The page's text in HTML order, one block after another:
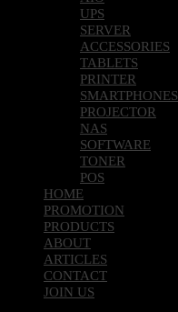
UPS
SERVER
ACCESSORIES
TABLETS
PRINTER
SMARTPHONES
PROJECTOR
NAS
SOFTWARE
TONER
POS
HOME
PROMOTION
PRODUCTS
ABOUT
ARTICLES
CONTACT
JOIN US